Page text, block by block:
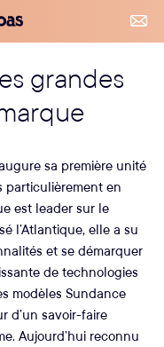
grandes
sa première unité
particulièrement en
est leader sur le
l’Atlantique, elle a su
et se démarquer
de technologies
modèles Sundance
d’un savoir-faire
Aujourd’hui reconnu